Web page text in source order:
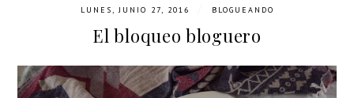
LUNES, JUNIO 27, 2016 BLOGUEANDO
El bloqueo bloguero